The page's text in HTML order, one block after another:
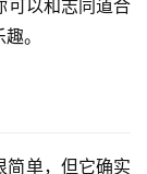
的聊天功能，
录记录，并展